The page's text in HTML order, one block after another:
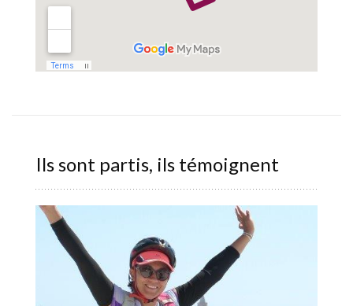
Ils sont partis, ils témoignent